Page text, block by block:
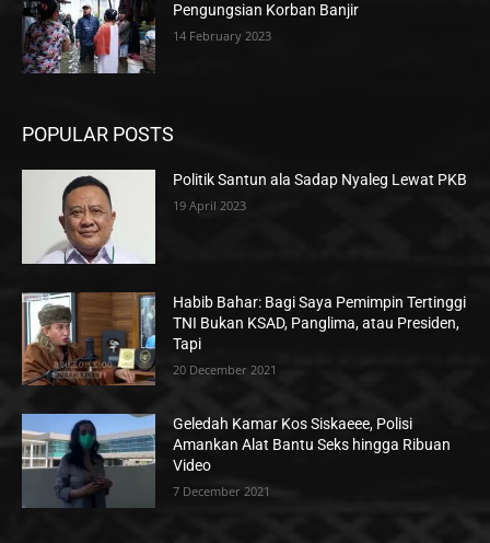
Pengungsian Korban Banjir
14 February 2023
POPULAR POSTS
Politik Santun ala Sadap Nyaleg Lewat PKB
19 April 2023
Habib Bahar: Bagi Saya Pemimpin Tertinggi
TNI Bukan KSAD, Panglima, atau Presiden,
Tapi
20 December 2021
Geledah Kamar Kos Siskaeee, Polisi
Amankan Alat Bantu Seks hingga Ribuan
Video
7 December 2021